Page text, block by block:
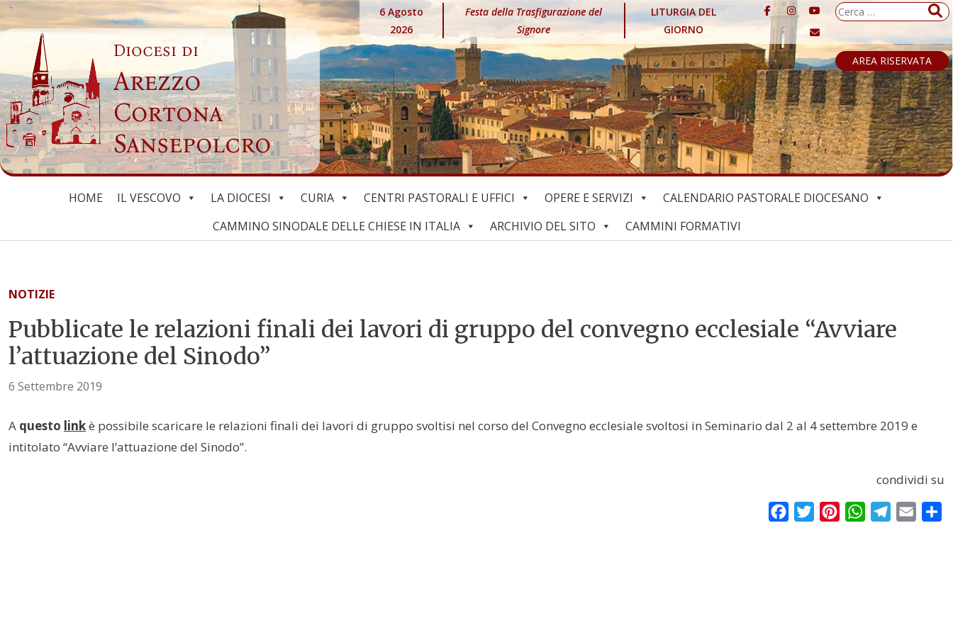
Skip
to
content
Diocesi di
Arezzo
Cortona
Sansepolcro
6 Agosto
2026
Festa della Trasfigurazione del
Signore
LITURGIA DEL
GIORNO
Ricerca
AREA RISERVATA
HOME IL VESCOVO LA DIOCESI CURIA CENTRI PASTORALI E UFFICI OPERE E SERVIZI
CALENDARIO PASTORALE DIOCESANO
CAMMINO SINODALE DELLE CHIESE IN ITALIA
ARCHIVIO DEL SITO CAMMINI FORMATIVI
NOTIZIE
Pubblicate le relazioni finali dei lavori di gruppo del convegno ecclesiale “Avviare
l’attuazione del Sinodo”
6 Settembre 2019
A questo linkè possibile scaricare le relazioni finali dei lavori di gruppo svoltisi nel corso del Convegno ecclesiale svoltosi in Seminario dal 2 al 4 settembre 2019 e
intitolato “Avviare l’attuazione del Sinodo”.
condividi su
FacebookTwitterPinterestWhatsAppTelegram
Email